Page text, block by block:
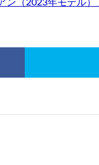
ン（2023年モデル